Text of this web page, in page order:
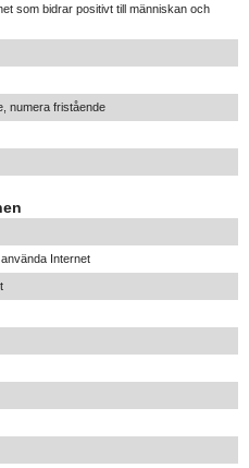
som bidrar positivt till människan och
numera fristående
Internet